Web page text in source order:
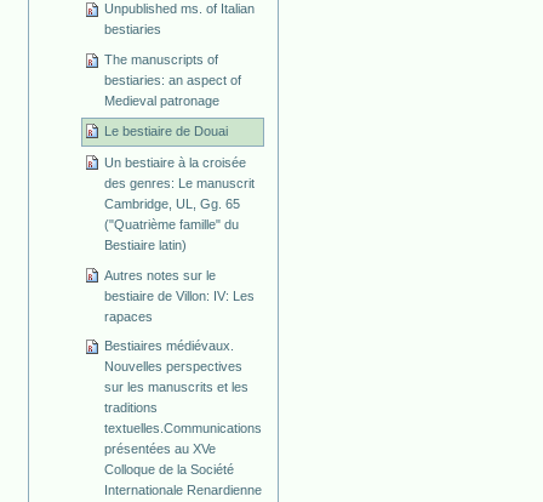
Unpublished ms. of Italian
bestiaries
The manuscripts of
bestiaries: an aspect of
Medieval patronage
Le bestiaire de Douai
Un bestiaire à la croisée
des genres: Le manuscrit
Cambridge, UL, Gg. 65
("Quatrième famille" du
Bestiaire latin)
Autres notes sur le
bestiaire de Villon: IV: Les
rapaces
Bestiaires médiévaux.
Nouvelles perspectives
sur les manuscrits et les
traditions
textuelles.Communications
présentées au XVe
Colloque de la Société
Internationale Renardienne